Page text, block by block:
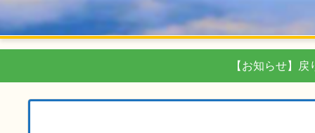
【お知らせ】